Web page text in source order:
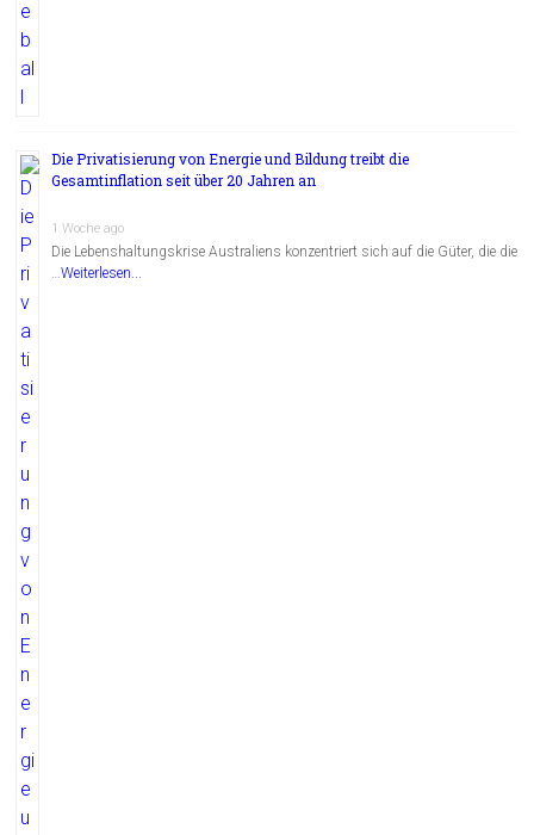
Die Privatisierung von Energie und Bildung treibt die
Gesamtinflation seit über 20 Jahren an
1 Woche ago
Die Lebenshaltungskrise Australiens konzentriert sich auf die Güter, die die
…Weiterlesen...